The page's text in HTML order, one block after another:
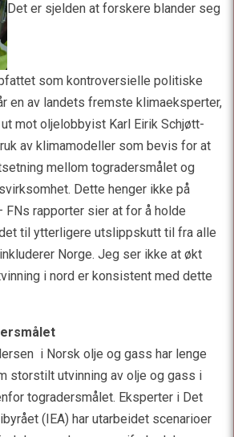
​Det er sjelden at forskere blander seg
som kontroversielle politiske
en av landets fremste klimaeksperter,
mot oljelobbyist Karl Eirik Schjøtt-
av klimamodeller som bevis for at
mellom togradersmålet og
Dette henger ikke på
FNs rapporter sier at for å holde
til ytterligere utslippskutt til fra alle
Norge. Jeg ser ikke at økt
i nord er konsistent med dette
i Norsk olje og gass har lenge
storstilt utvinning av olje og gass i
togradersmålet. Eksperter i Det
(IEA) har utarbeidet scenarioer